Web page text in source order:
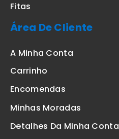
Fitas
Área De Cliente
A Minha Conta
Carrinho
Encomendas
Minhas Moradas
Detalhes Da Minha Conta